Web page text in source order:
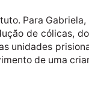
Para
de cólicas,
unidades
de uma